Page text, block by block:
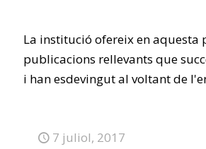
La institució ofereix en aquesta
publicacions rellevants que
i han esdevingut al voltant de
7 juliol, 2017